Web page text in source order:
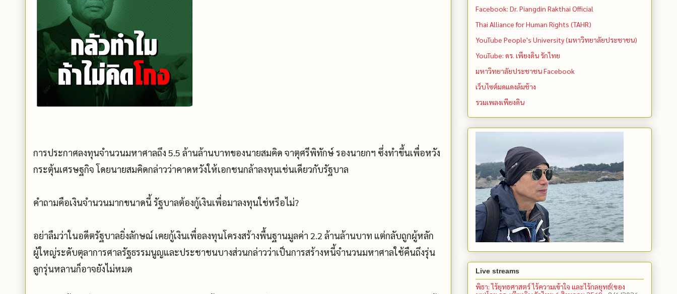
การประกาศลงทุนจำนวนมหาศาลถึง 5.5 ล้านล้านบาทของนายสมคิด จาตุศรีพิทักษ์ รองนายกฯ ซึ่งทำขึ้นเพื่อหวัง
กระตุ้นเศรษฐกิจ โดยนายสมคิดกล่าวว่าคาดหวังให้เอกชนกล้าลงทุนเช่นเดียวกับรัฐบาล
คำถามคือเงินจำนวนมากขนาดนี้ รัฐบาลต้องกู้เงินเพื่อมาลงทุนใช่หรือไม่?
อย่าลืมว่าในอดีตรัฐบาลยิ่งลักษณ์ เคยกู้เงินเพื่อลงทุนโครงสร้างพื้นฐานมูลค่า 2.2 ล้านล้านบาท แต่กลับถูกผู้หลัก
ผู้ใหญ่ระดับตุลาการศาลรัฐธรรมนูญและประชาชนบางส่วนกล่าวว่าเป็นการสร้างหนี้จำนวนมหาศาลใช้คืนถึงรุ่น
ลูกรุ่นหลานก็อาจยังไม่หมด
Facebook: Dr. Piangdin Rakthai Official
Thai Alliance for Human Rights (TAHR)
YouTube People's University (มหาวิทยาลัยประชาชน)
YouTube: ดร. เพียงดิน รักไทย
มหาวิทยาลัยประชาชน Facebook
เว็บไซต์มดแดงล้มช้าง
รวมเพลงเพียงดิน
Live streams
พิธา: ไร้ยุทธศาสตร์ ไร้ความเข้าใจ และไร้กลยุทธ์(ของ